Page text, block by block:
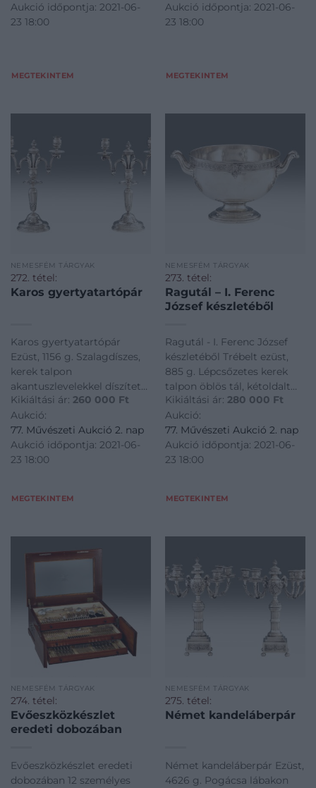
Flóra, a Tavasz istennőjének
ábrázolása. Fején váza
Aukció időpontja: 2021-06-
23 18:00
MEGTEKINTEM
díszített zsanéros fogóján
faragott csontbetét.
Aukció időpontja: 2021-06-
23 18:00
MEGTEKINTEM
NEMESFÉM TÁRGYAK
272. tétel:
Karos gyertyatartópár
Karos gyertyatartópár
Ezüst, 1156 g. Szalagdíszes,
kerek talpon
akantuszlevelekkel díszített
baluszteres szár, urna
formájú gyertyacsészével.
Rajta kivehető,
akantuszlevelekkel és
tobozokkal díszített, kétágú
Kikiáltási ár: 260 000 Ft
Aukció:
77. Művészeti Aukció 2. nap
Aukció időpontja: 2021-06-
23 18:00
MEGTEKINTEM
NEMESFÉM TÁRGYAK
273. tétel:
Ragutál – I. Ferenc
József készletéből
Ragutál - I. Ferenc József
készletéből Trébelt ezüst,
885 g. Lépcsőzetes kerek
talpon öblös tál, kétoldalt
öntött fülekkel.
Szájperemén frízben
körbefutó magyaros bordűr,
valamint pajzsban I. Ferenc
József osztrák császár és
Kikiáltási ár: 280 000 Ft
Aukció:
77. Művészeti Aukció 2. nap
Aukció időpontja: 2021-06-
23 18:00
MEGTEKINTEM
NEMESFÉM TÁRGYAK
274. tétel:
Evőeszközkészlet
eredeti dobozában
Evőeszközkészlet eredeti
dobozában 12 személyes
NEMESFÉM TÁRGYAK
275. tétel:
Német kandeláberpár
Német kandeláberpár Ezüst,
4626 g. Pogácsa lábakon